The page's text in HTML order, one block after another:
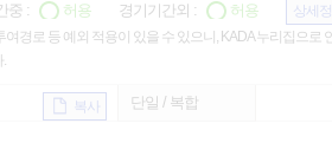
중 : 허용 경기기간외 : 허용
상세
경로 등 예외 적용이 있을 수 있으니, KADA 누리집으로
.
복사 단일 / 복합